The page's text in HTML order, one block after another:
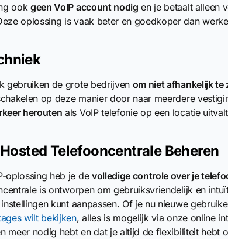
ookgeen VoIP account nodig en je betaalt alleen
oplossing is vaak beter en goedkoper dan
gebruiken de grote bedrijven om niet afhankelijk te
op deze manier door naar meerdere
herouten als VoIP telefonie op een locatie
Telefooncentrale Beheren
oplossing heb je de volledige controle over je
is ontworpen om gebruiksvriendelijk en
kunt aanpassen. Of je nu nieuwe
wilt bekijken, alles is mogelijk via onze online
meer nodig hebt en dat je altijd de flexibiliteit hebt